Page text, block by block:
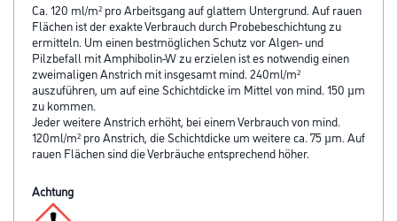
Ca. 120 ml/m² pro Arbeitsgang auf glattem Untergrund. Auf rauen
Flächen ist der exakte Verbrauch durch Probebeschichtung zu
ermitteln. Um einen bestmöglichen Schutz vor Algen- und
Pilzbefall mit Amphibolin-W zu erzielen ist es notwendig einen
zweimaligen Anstrich mit insgesamt mind. 240ml/m²
auszuführen, um auf eine Schichtdicke im Mittel von mind. 150 µm
zu kommen.
Jeder weitere Anstrich erhöht, bei einem Verbrauch von mind.
120ml/m² pro Anstrich, die Schichtdicke um weitere ca. 75 µm. Auf
rauen Flächen sind die Verbräuche entsprechend höher.
Achtung